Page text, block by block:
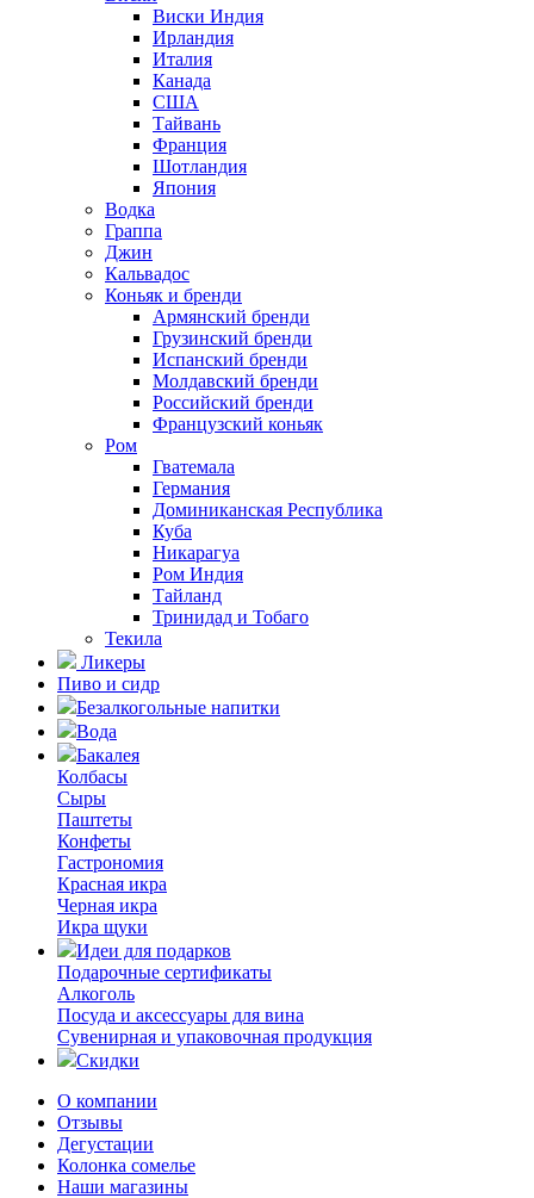
Виски Индия
Ирландия
Италия
Канада
США
Тайвань
Франция
Шотландия
Япония
Водка
Граппа
Джин
Кальвадос
Коньяк и бренди
Армянский бренди
Грузинский бренди
Испанский бренди
Молдавский бренди
Российский бренди
Французский коньяк
Ром
Гватемала
Германия
Доминиканская Республика
Куба
Никарагуа
Ром Индия
Тайланд
Тринидад и Тобаго
Текила
Ликеры
Пиво и сидр
Безалкогольные напитки
Вода
Бакалея
Колбасы
Сыры
Паштеты
Конфеты
Гастрономия
Красная икра
Черная икра
Икра щуки
Идеи для подарков
Подарочные сертификаты
Алкоголь
Посуда и аксессуары для вина
Сувенирная и упаковочная продукция
Скидки
О компании
Отзывы
Дегустации
Колонка сомелье
Наши магазины